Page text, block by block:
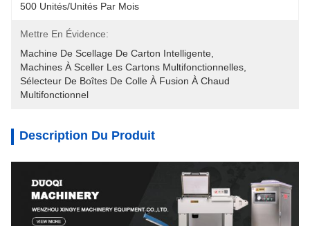
500 Unités/unités Par Mois
Mettre En Évidence:
Machine De Scellage De Carton Intelligente
Machines À Sceller Les Cartons Multifonctionnelles
Sélecteur De Boîtes De Colle À Fusion À Chaud
Multifonctionnel
Description Du Produit